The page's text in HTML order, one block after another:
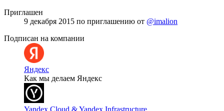
Приглашен
9 декабря 2015 по приглашению от @imalion
Подписан на компании
Яндекс
Как мы делаем Яндекс
Yandex Cloud & Yandex Infrastructure